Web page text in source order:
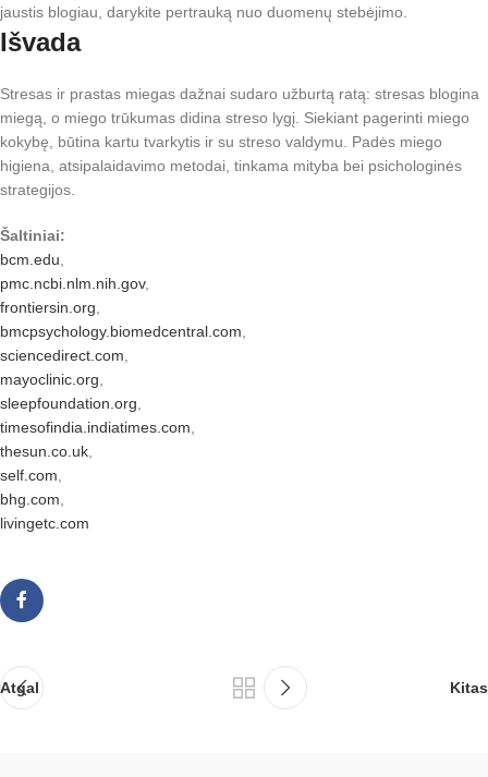
jaustis blogiau, darykite pertrauką nuo duomenų stebėjimo.
Išvada
Stresas ir prastas miegas dažnai sudaro užburtą ratą: stresas blogina
miegą, o miego trūkumas didina streso lygį. Siekiant pagerinti miego
kokybę, būtina kartu tvarkytis ir su streso valdymu. Padės miego
higiena, atsipalaidavimo metodai, tinkama mityba bei psichologinės
strategijos.
Šaltiniai:
bcm.edu
pmc.ncbi.nlm.nih.gov,
frontiersin.org
bmcpsychology.biomedcentral.com
sciencedirect.com
mayoclinic.org
sleepfoundation.org
timesofindia.indiatimes.com
thesun.co.uk
self.com
bhg.com
livingetc.com
Atgal Kitas